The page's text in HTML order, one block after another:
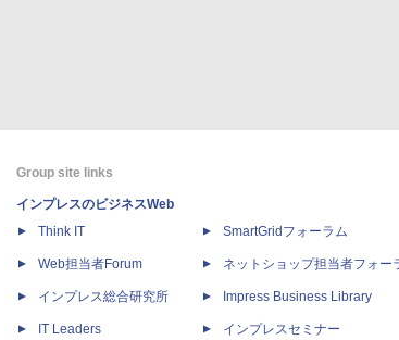
Group site links
インプレスのビジネスWeb
Think IT
Web担当者Forum
インプレス総合研究所
IT Leaders
SmartGridフォーラム
ネットショップ担当者フォー
Impress Business Library
インプレスセミナー